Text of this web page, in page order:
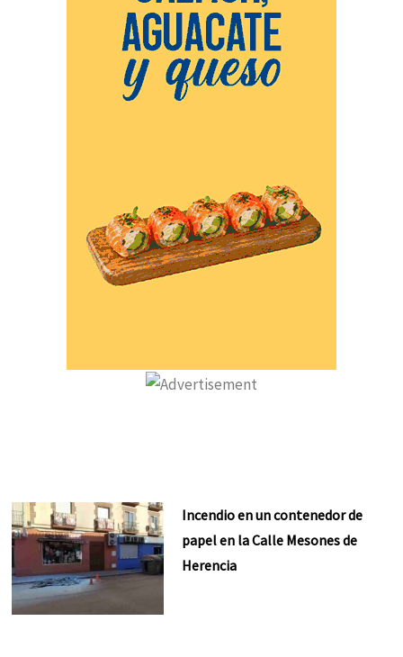
Incendio en un contenedor de
papel en la Calle Mesones de
Herencia